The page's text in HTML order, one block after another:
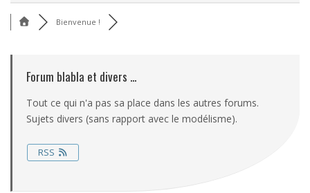
Bienvenue !
Forum blabla et divers ...
Tout ce qui n'a pas sa place dans les autres forums.
Sujets divers (sans rapport avec le modélisme).
RSS